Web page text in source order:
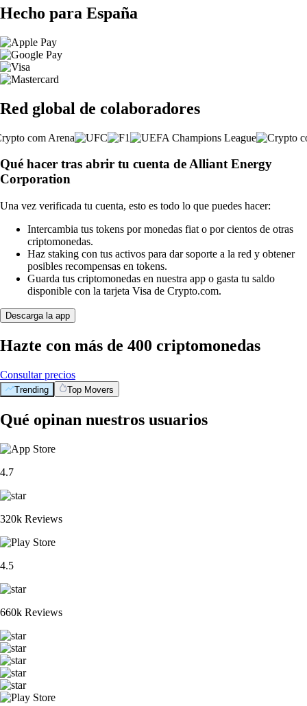
Hecho para España
Red global de colaboradores
Qué hacer tras abrir tu cuenta de Alliant Energy
Corporation
Una vez verificada tu cuenta, esto es todo lo que puedes hacer:
Intercambia tus tokens por monedas fiat o por cientos de otras
criptomonedas.
Haz staking con tus activos para dar soporte a la red y obtener
posibles recompensas en tokens.
Guarda tus criptomonedas en nuestra app o gasta tu saldo
disponible con la tarjeta Visa de Crypto.com.
Descarga la app
Hazte con más de 400 criptomonedas
Consultar precios
Trending Top Movers
Qué opinan nuestros usuarios
4.7
320k Reviews
4.5
660k Reviews